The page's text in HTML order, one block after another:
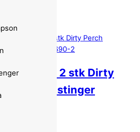
JR 15 – 2 stk Dirty
30g with stinger